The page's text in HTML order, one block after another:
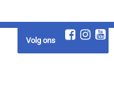
Volg ons